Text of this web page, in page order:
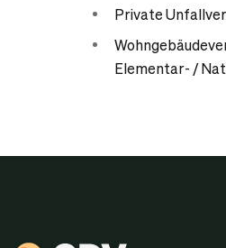
Private
Elementar- /